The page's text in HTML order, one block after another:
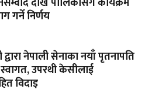
गर्ने निर्णय
द्वारा नेपाली सेनाका नयाँ पृतनापति
उपरथी केसीलाई
विदाइ